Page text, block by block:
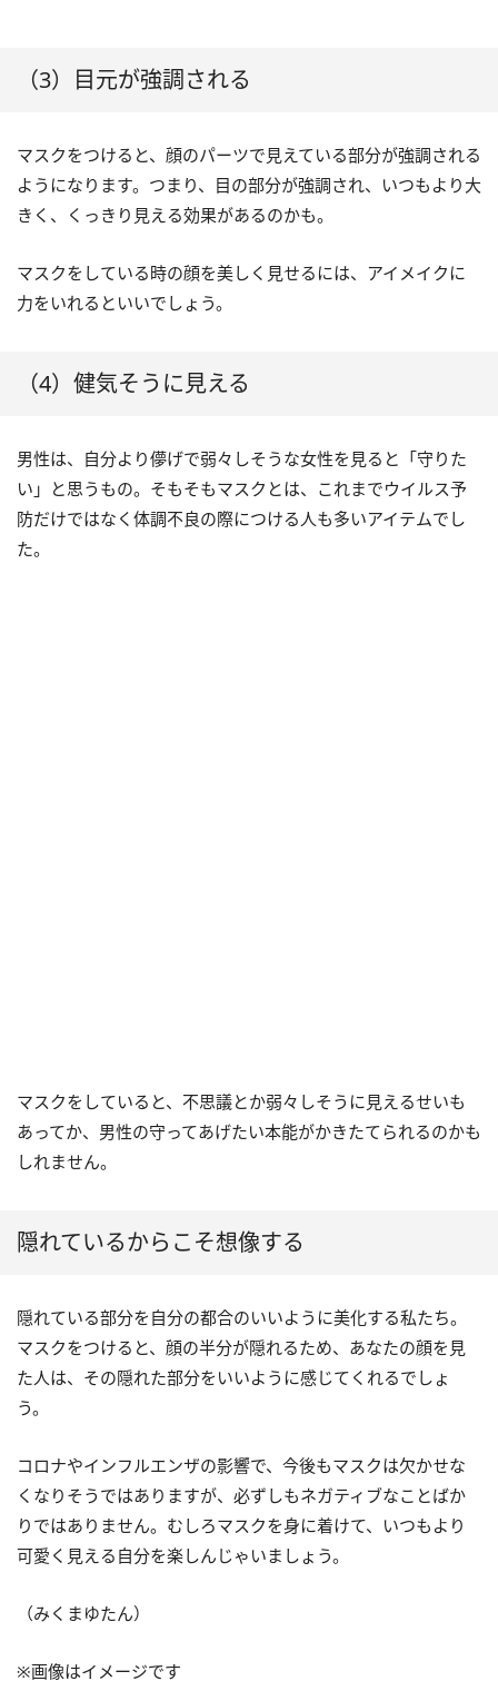
（3）目元が強調される
マスクをつけると、顔のパーツで見えている部分が強調される
ようになります。つまり、目の部分が強調され、いつもより大
きく、くっきり見える効果があるのかも。
マスクをしている時の顔を美しく見せるには、アイメイクに
力をいれるといいでしょう。
（4）健気そうに見える
男性は、自分より儚げで弱々しそうな女性を見ると「守りた
い」と思うもの。そもそもマスクとは、これまでウイルス予
防だけではなく体調不良の際につける人も多いアイテムでし
た。
マスクをしていると、不思議とか弱々しそうに見えるせいも
あってか、男性の守ってあげたい本能がかきたてられるのかも
しれません。
隠れているからこそ想像する
隠れている部分を自分の都合のいいように美化する私たち。
マスクをつけると、顔の半分が隠れるため、あなたの顔を見
た人は、その隠れた部分をいいように感じてくれるでしょ
う。
コロナやインフルエンザの影響で、今後もマスクは欠かせな
くなりそうではありますが、必ずしもネガティブなことばか
りではありません。むしろマスクを身に着けて、いつもより
可愛く見える自分を楽しんじゃいましょう。
（みくまゆたん）
※画像はイメージです